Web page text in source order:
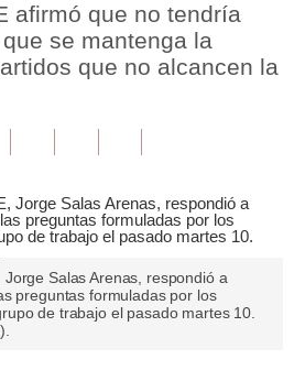
afirmó que no tendría
se mantenga la
que no alcancen la
Salas Arenas, respondió a
preguntas formuladas por los
de trabajo el pasado martes 10.